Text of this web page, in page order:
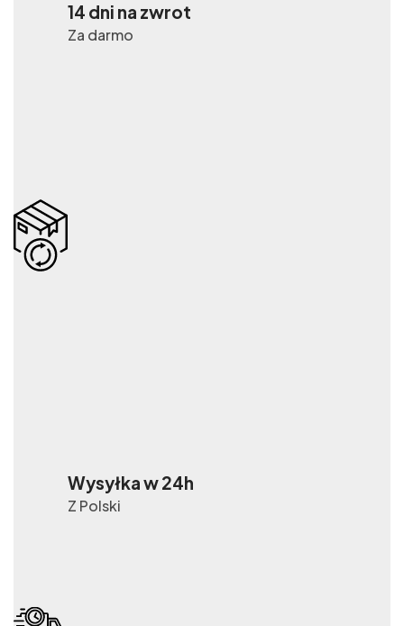
14 dni na zwrot
Za darmo
Wysyłka w 24h
Z Polski